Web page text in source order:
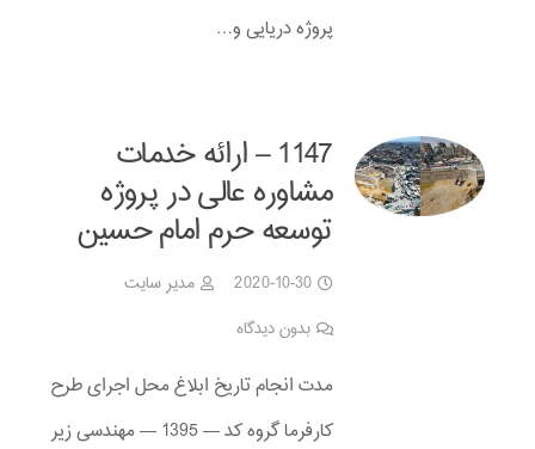
پروژه دریایی و…
1147 – ارائه خدمات
مشاوره عالی در پروژه
توسعه حرم امام حسین
2020-10-30
مدیر سایت
بدون دیدگاه
مدت انجام تاریخ ابلاغ محل اجرای طرح
کارفرما گروه کد — 1395 — مهندسی زیر